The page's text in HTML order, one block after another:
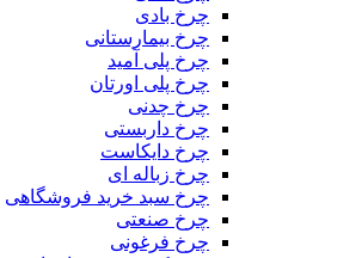
چرخ بادی
چرخ بیمارستانی
چرخ پلی آمید
چرخ پلی اورتان
چرخ چدنی
چرخ داربستی
چرخ دایکاست
چرخ زباله ای
چرخ سبد خرید فروشگاهی
چرخ صنعتی
چرخ فرغونی